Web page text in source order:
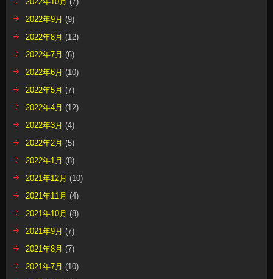
2022年9月 (9)
2022年8月 (12)
2022年7月 (6)
2022年6月 (10)
2022年5月 (7)
2022年4月 (12)
2022年3月 (4)
2022年2月 (5)
2022年1月 (8)
2021年12月 (10)
2021年11月 (4)
2021年10月 (8)
2021年9月 (7)
2021年8月 (7)
2021年7月 (10)